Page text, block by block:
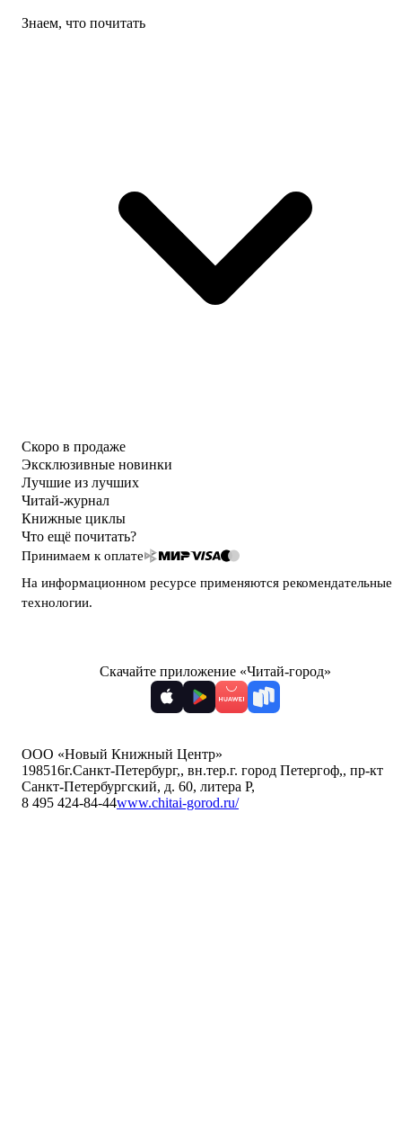
Знаем, что почитать
Скоро в продаже
Эксклюзивные новинки
Лучшие из лучших
Читай-журнал
Книжные циклы
Что ещё почитать?
Принимаем к оплате
На информационном ресурсе применяются рекомендательные
технологии.
Скачайте приложение «Читай-город»
ООО «Новый Книжный Центр»
198516г.Санкт-Петербург,, вн.тер.г. город Петергоф,, пр-кт
Санкт-Петербургский, д. 60, литера Р,
8 495 424-84-44www.chitai-gorod.ru/